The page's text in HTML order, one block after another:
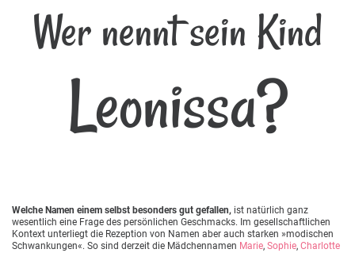
Wer nennt sein Kind
Leonissa?
Welche Namen einem selbst besonders gut gefallen, ist natürlich ganz
wesentlich eine Frage des persönlichen Geschmacks. Im gesellschaftlichen
Kontext unterliegt die Rezeption von Namen aber auch starken »modischen
Schwankungen«. So sind derzeit die Mädchennamen Marie, Sophie, Charlotte